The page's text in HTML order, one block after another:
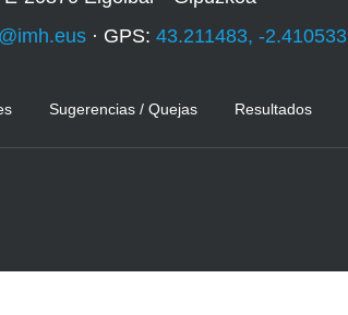
· GPS: 43.211483, -2.410533
Sugerencias / Quejas Resultados